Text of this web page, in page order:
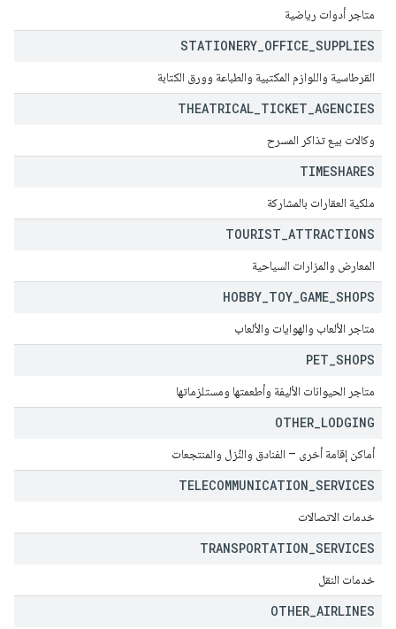
متاجر أدوات رياضية
STATIONERY OFFICE SUPPLIES
القرطاسية واللوازم المكتبية والطباعة وورق الكتابة
THEATRICAL TICKET AGENCIES
وكالات بيع تذاكر المسرح
TIMESHARES
ملكية العقارات بالمشاركة
TOURIST ATTRACTIONS
المعارض والمزارات السياحية
HOBBY TOY GAME SHOPS
متاجر الألعاب والهوايات والألعاب
PET SHOPS
متاجر الحيوانات الأليفة وأطعمتها ومستلزماتها
OTHER LODGING
أماكن إقامة أخرى – الفنادق والنُزل والمنتجعات
TELECOMMUNICATION SERVICES
خدمات الاتصالات
TRANSPORTATION SERVICES
خدمات النقل
OTHER AIRLINES